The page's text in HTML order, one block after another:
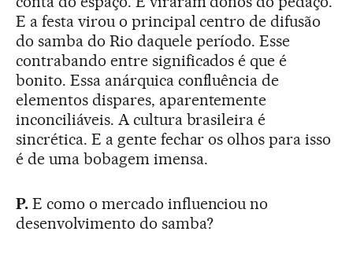
E a festa virou o principal centro de difusão
do samba do Rio daquele período. Esse
contrabando entre significados é que é
bonito. Essa anárquica confluência de
elementos dispares, aparentemente
inconciliáveis. A cultura brasileira é
sincrética. E a gente fechar os olhos para isso
é de uma bobagem imensa.
P.E como o mercado influenciou no
desenvolvimento do samba?